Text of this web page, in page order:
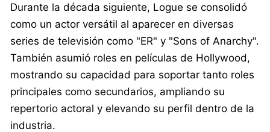
Durante la década siguiente, Logue se consolidó
como un actor versátil al aparecer en diversas
series de televisión como "ER" y "Sons of Anarchy".
También asumió roles en películas de Hollywood,
mostrando su capacidad para soportar tanto roles
principales como secundarios, ampliando su
repertorio actoral y elevando su perfil dentro de la
industria.